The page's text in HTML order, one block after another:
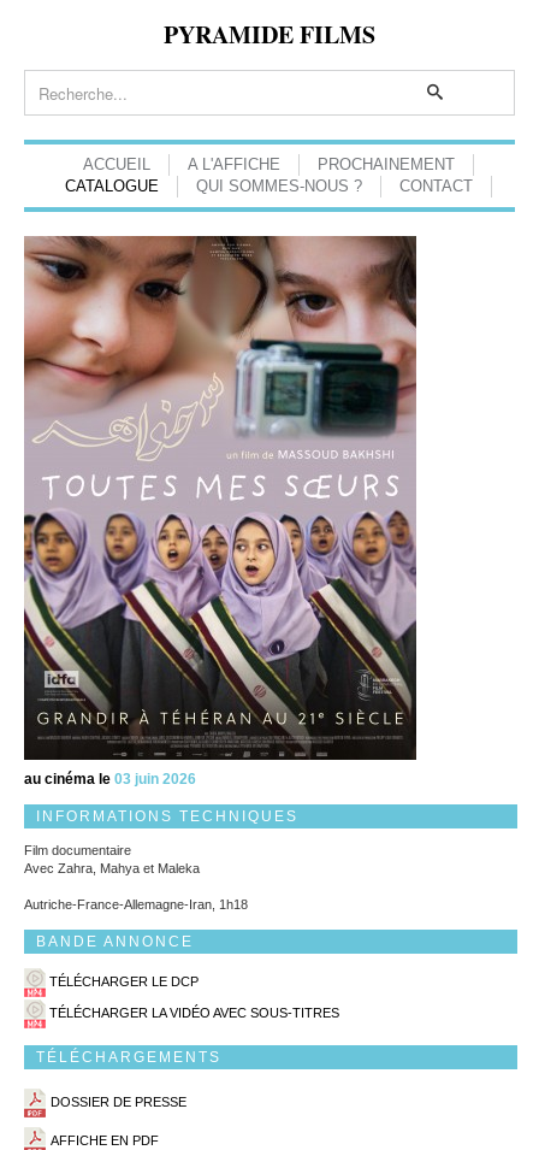
PYRAMIDE FILMS
ACCUEIL A L'AFFICHE
PROCHAINEMENT
CATALOGUE
QUI SOMMES-NOUS ? CONTACT
au cinéma le 03 juin 2026
INFORMATIONS TECHNIQUES
Film documentaire
Avec Zahra, Mahya et Maleka
Autriche-France-Allemagne-Iran, 1h18
BANDE ANNONCE
TÉLÉCHARGER LE DCP
TÉLÉCHARGER LA VIDÉO AVEC SOUS-TITRES
TÉLÉCHARGEMENTS
DOSSIER DE PRESSE
AFFICHE EN PDF